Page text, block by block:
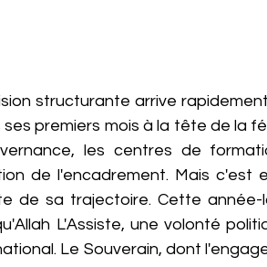
structurante arrive
premiers mois à la tête de la
les centres de
de l'encadrement. Mais c'est
de sa trajectoire. Cette
L'Assiste, une volonté
Le Souverain, dont